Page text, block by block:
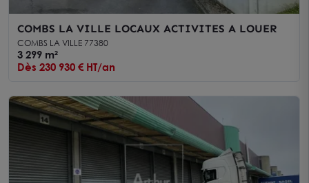
COMBS LA VILLE LOCAUX ACTIVITES A LOUER
COMBS LA VILLE 77380
3 299 m²
Dès 230 930 € HT/an